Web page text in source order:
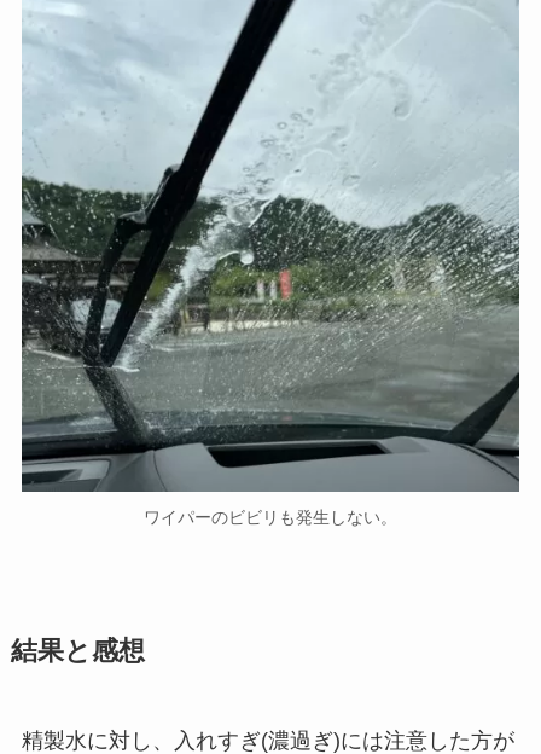
ワイパーのビビリも発生しない。
結果と感想
精製水に対し、入れすぎ(濃過ぎ)には注意した方が